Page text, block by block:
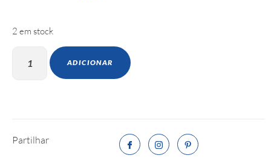
2 em stock
ADICIONAR
Partilhar